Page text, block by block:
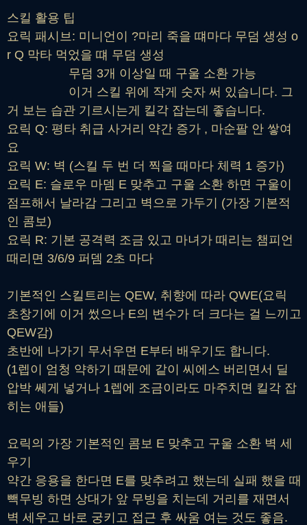
스킬 활용 팁
요릭 패시브: 미니언이 ?마리 죽을 떄마다 무덤 생성 o
r Q 막타 먹었을 떄 무덤 생성
무덤 3개 이상일 때 구울 소환 가능
이거 스킬 위에 작게 숫자 써 있습니다. 그
거 보는 습관 기르시는게 킬각 잡는데 좋습니다.
요릭 Q: 평타 취급 사거리 약간 증가 , 마순팔 안 쌓여
요
요릭 W: 벽 (스킬 두 번 더 찍을 때마다 체력 1 증가)
요릭 E: 슬로우 마뎀 E 맞추고 구울 소환 하면 구울이
점프해서 날라감 그리고 벽으로 가두기 (가장 기본적
인 콤보)
요릭 R: 기본 공격력 조금 있고 마녀가 때리는 챔피언
때리면 3/6/9 퍼뎀 2초 마다
기본적인 스킬트리는 QEW, 취향에 따라 QWE(요릭
초창기에 이거 썼으나 E의 변수가 더 크다는 걸 느끼고
QEW감)
초반에 나가기 무서우면 E부터 배우기도 합니다.
(1렙이 엄청 약하기 때문에 같이 씨에스 버리면서 딜
압박 쎄게 넣거나 1렙에 조금이라도 마주치면 킬각 잡
히는 애들)
요릭의 가장 기본적인 콤보 E 맞추고 구울 소환 벽 세
우기
약간 응용을 한다면 E를 맞추려고 했는데 실패 했을 때
빽무빙 하면 상대가 앞 무빙을 치는데 거리를 재면서
벽 세우고 바로 궁키고 접근 후 싸움 여는 것도 좋음.